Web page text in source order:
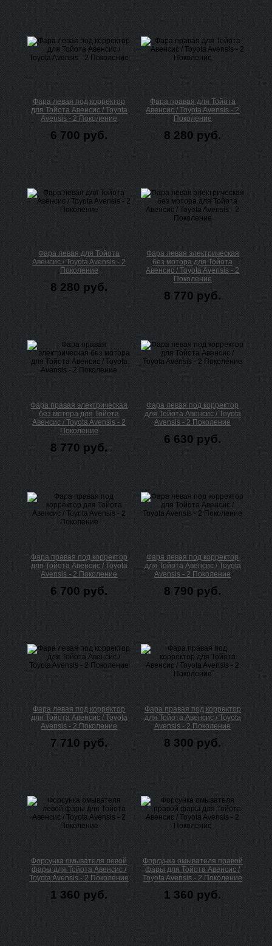
Фара левая под корректор
для Тойота Авенсис / Toyota
Avensis - 2 Поколение
6 700 руб.
Фара правая для Тойота
Авенсис / Toyota Avensis - 2
Поколение
8 280 руб.
Фара левая для Тойота
Авенсис / Toyota Avensis - 2
Поколение
8 280 руб.
Фара левая электрическая
без мотора для Тойота
Авенсис / Toyota Avensis - 2
Поколение
8 770 руб.
Фара правая электрическая
без мотора для Тойота
Авенсис / Toyota Avensis - 2
Поколение
8 770 руб.
Фара левая под корректор
для Тойота Авенсис / Toyota
Avensis - 2 Поколение
6 630 руб.
Фара правая под корректор
для Тойота Авенсис / Toyota
Avensis - 2 Поколение
6 700 руб.
Фара левая под корректор
для Тойота Авенсис / Toyota
Avensis - 2 Поколение
8 790 руб.
Фара левая под корректор
для Тойота Авенсис / Toyota
Avensis - 2 Поколение
7 710 руб.
Фара правая под корректор
для Тойота Авенсис / Toyota
Avensis - 2 Поколение
8 300 руб.
Форсунка омывателя левой
фары для Тойота Авенсис /
Toyota Avensis - 2 Поколение
1 360 руб.
Форсунка омывателя правой
фары для Тойота Авенсис /
Toyota Avensis - 2 Поколение
1 360 руб.